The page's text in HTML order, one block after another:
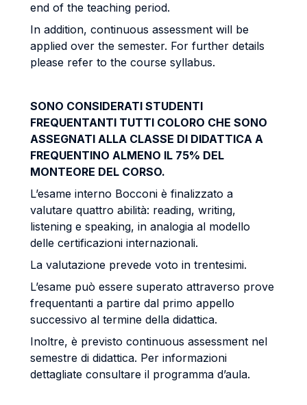
end of the teaching period.
In addition, continuous assessment will be
applied over the semester. For further details
please refer to the course syllabus.
SONO CONSIDERATI STUDENTI
FREQUENTANTI TUTTI COLORO CHE SONO
ASSEGNATI ALLA CLASSE DI DIDATTICA A
FREQUENTINO ALMENO IL 75% DEL
MONTEORE DEL CORSO.
L’esame interno Bocconi è finalizzato a
valutare quattro abilità: reading, writing,
listening e speaking, in analogia al modello
delle certificazioni internazionali.
La valutazione prevede voto in trentesimi.
L’esame può essere superato attraverso prove
frequentanti a partire dal primo appello
successivo al termine della didattica.
Inoltre, è previsto continuous assessment nel
semestre di didattica. Per informazioni
dettagliate consultare il programma d’aula.